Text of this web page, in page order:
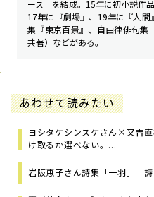
ース」を結成。15年に初小説作
17年に『劇場』、19年に『人
集『東京百景』、自由律俳句集
共著）などがある。
あわせて読みたい
ヨシタケシンスケさん×又吉
け取るか選べない。...
岩阪恵子さん詩集「一羽」 詩